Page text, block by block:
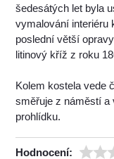
šedesátých let byla
vymalování interiéru
poslední větší
litinový kříž z roku
Kolem kostela vede
směřuje z náměstí
prohlídku.
Hodnocení: